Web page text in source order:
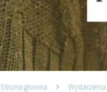
Strona głowna Wydarzenia